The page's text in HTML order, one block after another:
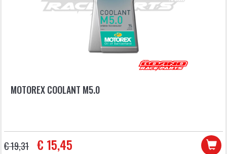
MOTOREX COOLANT M5.0
€ 19,31 € 15,45